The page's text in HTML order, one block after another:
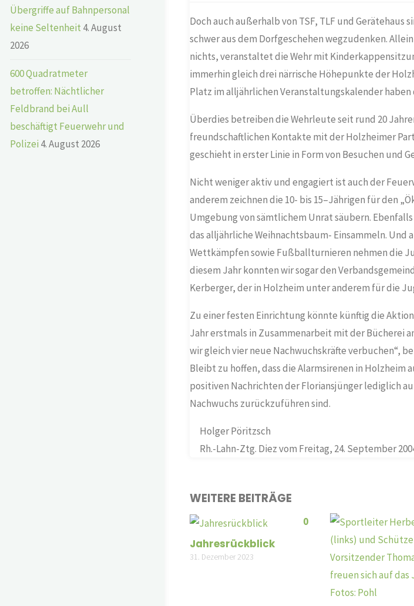
Doch auch außerhalb von TSF, TLF und
schwer aus dem Dorfgeschehen wegzudenken.
nichts, veranstaltet die Wehr mit
immerhin gleich drei närrische Höhepunkte der
Platz im alljährlichen Veranstaltungskalender
Überdies betreiben die Wehrleute seit rund 20
freundschaftlichen Kontakte mit der Holzheimer
geschieht in erster Linie in Form von Besuchen und
Nicht weniger aktiv und engagiert ist auch der
anderem zeichnen die 10- bis 15–Jährigen für den
Umgebung von sämtlichem Unrat säubern.
das alljährliche Weihnachtsbaum- Einsammeln. Und
Wettkämpfen sowie Fußballturnieren nehmen die
diesem Jahr konnten wir sogar den
Kerberger, der in Holzheim unter anderem für die
Zu einer festen Einrichtung könnte künftig die
Jahr erstmals in Zusammenarbeit mit der Bücherei
wir gleich vier neue Nachwuchskräfte verbuchen“,
Bleibt zu hoffen, dass die Alarmsirenen in
positiven Nachrichten der Floriansjünger lediglich
Nachwuchs zurückzuführen sind.
Holger Pöritzsch
Rh.-Lahn-Ztg. Diez vom Freitag, 24. September
WEITERE BEITRÄGE
0
Jahresrückblick
31. Dezember 2023
Übergriffe auf Bahnpersonal
keine Seltenheit 4. August
2026
600 Quadratmeter
betroffen: Nächtlicher
Feldbrand bei Aull
beschäftigt Feuerwehr und
Polizei 4. August 2026